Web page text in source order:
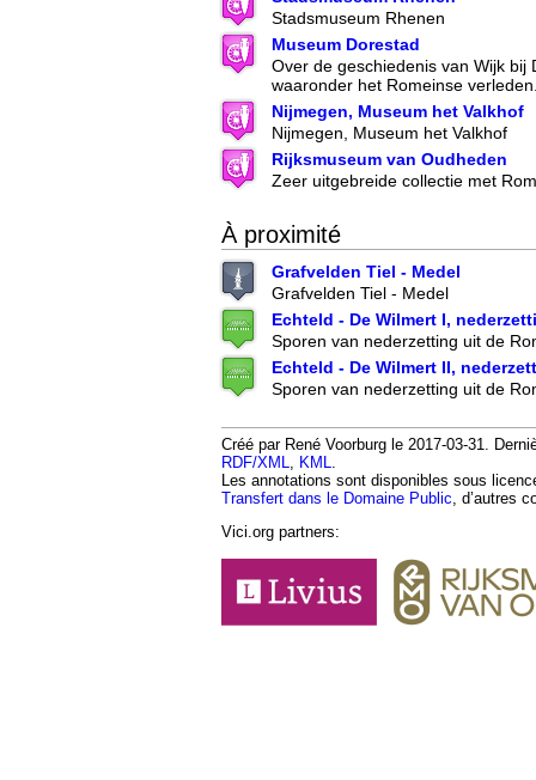
Stadsmuseum Rhenen
Museum Dorestad
Over de geschiedenis van Wijk bij
waaronder het Romeinse
Nijmegen, Museum het Valkhof
Nijmegen, Museum het Valkhof
Rijksmuseum van Oudheden
Zeer uitgebreide collectie met
À proximité
Grafvelden Tiel - Medel
Grafvelden Tiel - Medel
Echteld - De Wilmert I,
Sporen van nederzetting uit de
Echteld - De Wilmert II,
Sporen van nederzetting uit de
Créé par René Voorburg le 2017-03-31.
RDF/XML
KML
Les annotations sont disponibles sous
Transfert dans le Domaine Public , d’autres
Vici.org partners: